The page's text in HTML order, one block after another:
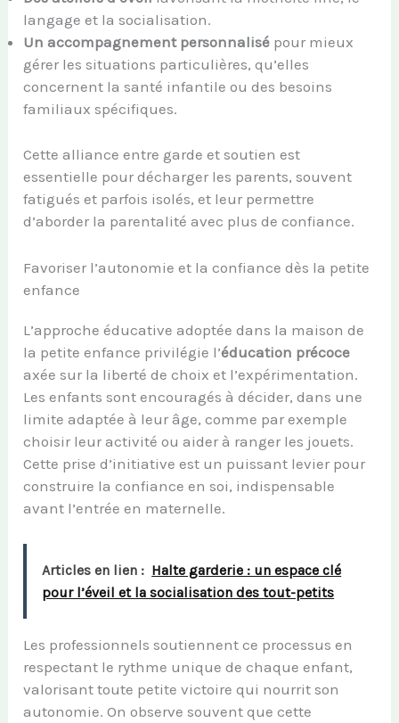
langage et la socialisation.
Un accompagnement personnalisé pour mieux
gérer les situations particulières, qu’elles
concernent la santé infantile ou des besoins
familiaux spécifiques.
Cette alliance entre garde et soutien est
essentielle pour décharger les parents, souvent
fatigués et parfois isolés, et leur permettre
d’aborder la parentalité avec plus de confiance.
Favoriser l’autonomie et la confiance dès la petite
enfance
L’approche éducative adoptée dans la maison de
la petite enfance privilégie l’éducation précoce
axée sur la liberté de choix et l’expérimentation.
Les enfants sont encouragés à décider, dans une
limite adaptée à leur âge, comme par exemple
choisir leur activité ou aider à ranger les jouets.
Cette prise d’initiative est un puissant levier pour
construire la confiance en soi, indispensable
avant l’entrée en maternelle.
Articles en lien : Halte garderie : un espace clé
pour l’éveil et la socialisation des tout-petits
Les professionnels soutiennent ce processus en
respectant le rythme unique de chaque enfant,
valorisant toute petite victoire qui nourrit son
autonomie. On observe souvent que cette